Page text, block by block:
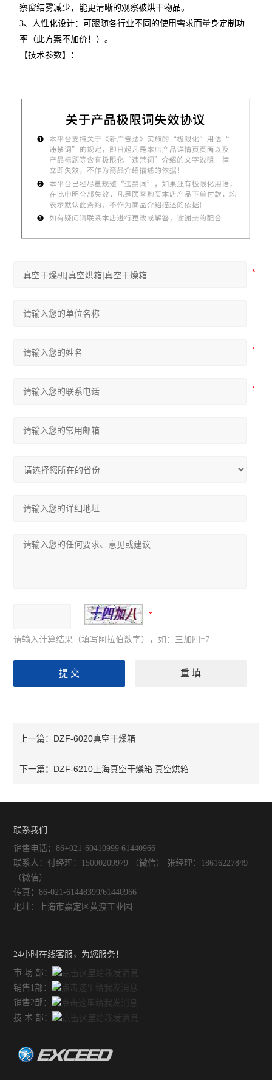
察窗结雾减少，能更清晰的观察被烘干物品。
3、人性化设计：可跟随各行业不同的使用需求而量身定制功
率（此方案不加价！）。
【技术参数】：
请输入计算结果（填写阿拉伯数字），如：三加四=7
上一篇： DZF-6020真空干燥箱
下一篇： DZF-6210上海真空干燥箱 真空烘箱
联系我们
销售电话：86+021-60410999 61440966
联系人：付经理：15000209979 （微信） 张经理：18616227849
（微信）
传真：86-021-61448399/61440966
地址：上海市嘉定区黄渡工业园
24小时在线客服，为您服务！
市 场 部：
销售1部：
销售2部：
技 术 部：